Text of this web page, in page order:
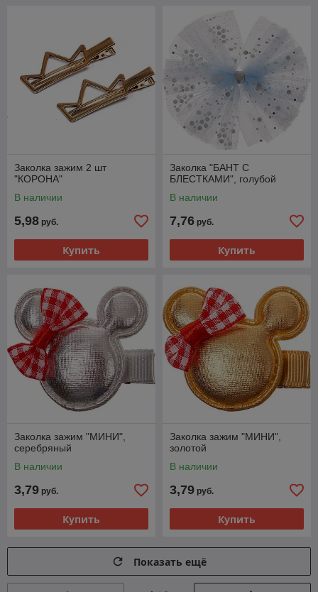
Заколка зажим 2 шт
"КОРОНА"
В наличии
5,98 руб.
Купить
Заколка "БАНТ С
БЛЕСТКАМИ", голубой
В наличии
7,76 руб.
Купить
Заколка зажим "МИНИ",
серебряный
В наличии
3,79 руб.
Купить
Заколка зажим "МИНИ",
золотой
В наличии
3,79 руб.
Купить
Показать ещё